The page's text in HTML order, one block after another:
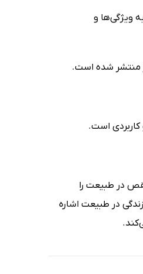
ویژگی‌ها و
منتشر شده است.
است.
در طبیعت را
در طبیعت اشاره